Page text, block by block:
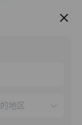
服务推荐